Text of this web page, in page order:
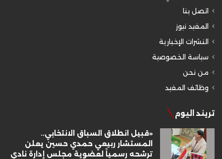
اتصل بنا
المفيد نيوز
النشرات الإخبارية
سياسة الخصوصية
من نحن
وظائف المفيد
تريند اليوم
«قبيل انطلاق السباق الانتخابي..
المستشار ربيعي حمدي حسين يعلن
ترشحه رسمياً لعضوية مجلس إدارة نادي